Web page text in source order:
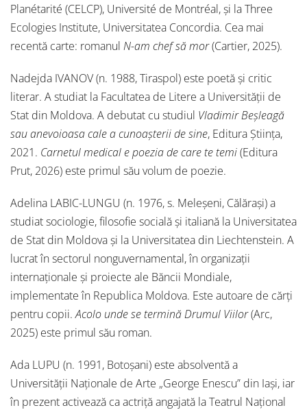
Planétarité (CELCP), Université de Montréal, și la Three
Ecologies Institute, Universitatea Concordia. Cea mai
recentă carte: romanul N-am chef să mor(Cartier, 2025).
Nadejda IVANOV (n. 1988, Tiraspol) este poetă și critic
literar. A studiat la Facultatea de Litere a Universității de
Stat din Moldova. A debutat cu studiul VladimirBeșleagă
sau anevoioasa cale a cunoașterii de sine, Editura Știința,
2021. Carnetul medical e poezia de care te temi(Editura
Prut, 2026) este primul său volum de poezie.
Adelina LABIC-LUNGU (n. 1976, s. Meleșeni, Călărași) a
studiat sociologie, filosofie socială și italiană la Universitatea
de Stat din Moldova și la Universitatea din Liechtenstein. A
lucrat în sectorul nonguvernamental, în organizații
internaționale și proiecte ale Băncii Mondiale,
implementate în Republica Moldova. Este autoare de cărți
pentru copii.Acolo unde se termină Drumul Viilor(Arc,
2025) este primul său roman.
Ada LUPU (n. 1991, Botoșani) este absolventă a
Universității Naționale de Arte „George Enescu” din Iași, iar
în prezent activează ca actriță angajată la Teatrul Național